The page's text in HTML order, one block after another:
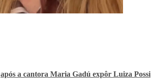
após a cantora Maria Gadú expôr Luiza Possi